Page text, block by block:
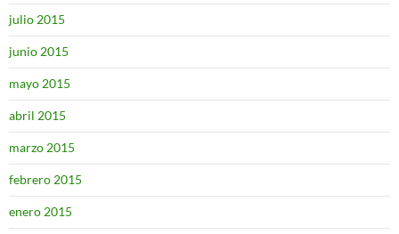
julio 2015
junio 2015
mayo 2015
abril 2015
marzo 2015
febrero 2015
enero 2015